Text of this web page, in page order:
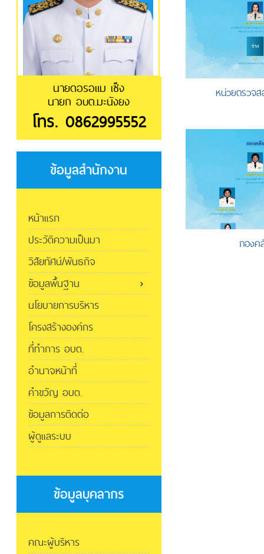
นายดอรอแม เซ็ง
นายก อบต.มะนังยง
โทร. 0862995552
ข้อมูลสำนักงาน
หน้าแรก
ประวัติความเป็นมา
วิสัยทัศน์/พันธกิจ
ข้อมูลพื้นฐาน
นโยบายการบริหาร
โครงสร้างองค์กร
ที่ทำการ อบต.
อำนาจหน้าที่
คำขวัญ อบต.
ข้อมูลการติดต่อ
ผู้ดูแลระบบ
ข้อมูลบุคลากร
คณะผู้บริหาร
หน่วยตรวจส
กองค